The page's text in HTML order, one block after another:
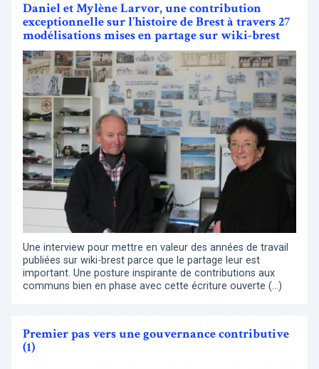
Daniel et Mylène Larvor, une contribution
exceptionnelle sur l’histoire de Brest à travers 27
modélisations mises en partage sur wiki-brest
Une interview pour mettre en valeur des années de travail
publiées sur wiki-brest parce que le partage leur est
important. Une posture inspirante de contributions aux
communs bien en phase avec cette écriture ouverte (…)
Premier pas vers une gouvernance contributive
(1)